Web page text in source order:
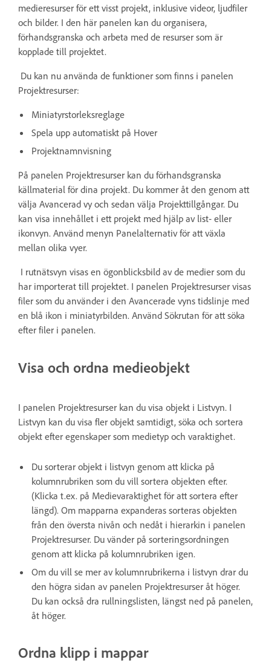
medieresurser för ett visst projekt, inklusive videor, ljudfiler
och bilder. I den här panelen kan du organisera,
förhandsgranska och arbeta med de resurser som är
kopplade till projektet.
Du kan nu använda de funktioner som finns i panelen
Projektresurser:
Miniatyrstorleksreglage
Spela upp automatiskt på Hover
Projektnamnvisning
På panelen Projektresurser kan du förhandsgranska
källmaterial för dina projekt. Du kommer åt den genom att
välja Avancerad vy och sedan välja Projekttillgångar. Du
kan visa innehållet i ett projekt med hjälp av list- eller
ikonvyn. Använd menyn Panelalternativ för att växla
mellan olika vyer.
I rutnätsvyn visas en ögonblicksbild av de medier som du
har importerat till projektet. I panelen Projektresurser visas
filer som du använder i den Avancerade vyns tidslinje med
en blå ikon i miniatyrbilden. Använd Sökrutan för att söka
efter filer i panelen.
Visa och ordna medieobjekt
I panelen Projektresurser kan du visa objekt i Listvyn. I
Listvyn kan du visa fler objekt samtidigt, söka och sortera
objekt efter egenskaper som medietyp och varaktighet.
Du sorterar objekt i listvyn genom att klicka på
kolumnrubriken som du vill sortera objekten efter.
(Klicka t.ex. på Medievaraktighet för att sortera efter
längd). Om mapparna expanderas sorteras objekten
från den översta nivån och nedåt i hierarkin i panelen
Projektresurser. Du vänder på sorteringsordningen
genom att klicka på kolumnrubriken igen.
Om du vill se mer av kolumnrubrikerna i listvyn drar du
den högra sidan av panelen Projektresurser åt höger.
Du kan också dra rullningslisten, längst ned på panelen,
åt höger.
Ordna klipp i mappar